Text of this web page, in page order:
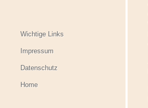
Wichtige Links
Impressum
Datenschutz
Home